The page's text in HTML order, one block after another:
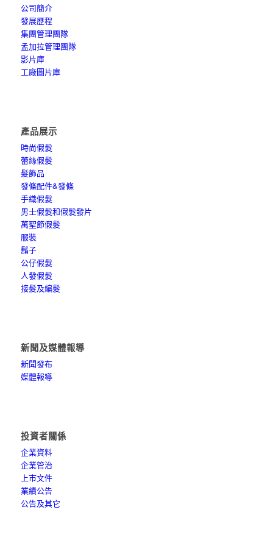
公司簡介
發展歷程
集團管理團隊
孟加拉管理團隊
影片庫
工廠圖片庫
產品展示
時尚假髮
蕾絲假髮
髮飾品
發條配件&發條
手織假髮
男士假髮和假髮發片
萬聖節假髮
服裝
鬍子
公仔假髮
人發假髮
接髮及編髮
新聞及媒體報導
新聞發布
媒體報導
投資者關係
企業資料
企業管治
上市文件
業績公告
公告及其它